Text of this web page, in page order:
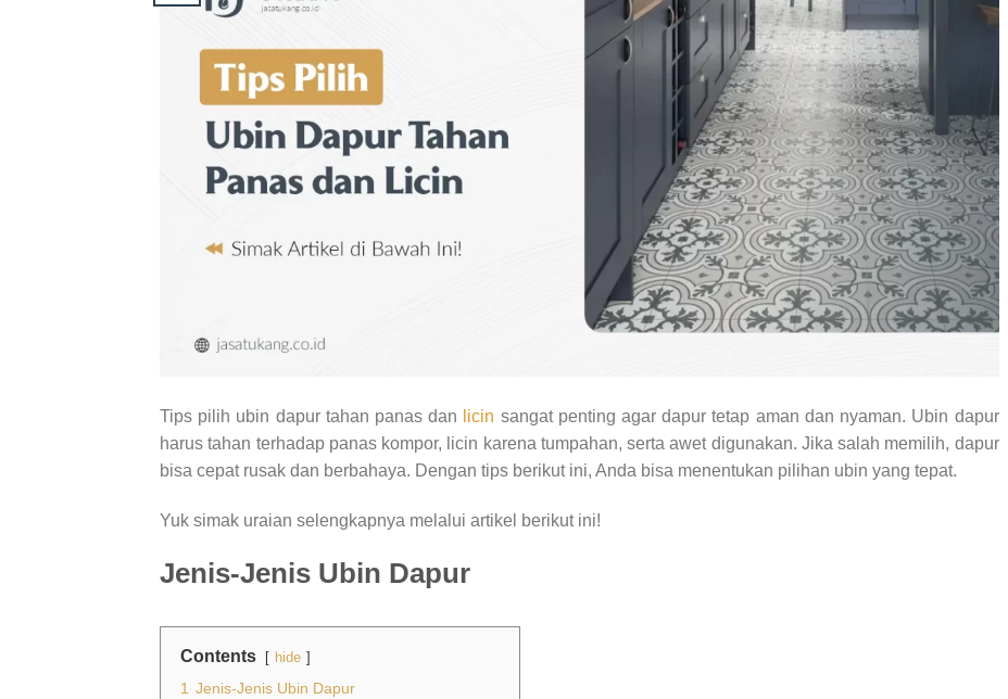
Tips pilih ubin dapur tahan panas dan licin sangat penting agar dapur tetap aman dan nyaman. Ubin dapur
harus tahan terhadap panas kompor, licin karena tumpahan, serta awet digunakan. Jika salah memilih, dapur
bisa cepat rusak dan berbahaya. Dengan tips berikut ini, Anda bisa menentukan pilihan ubin yang tepat.
Yuk simak uraian selengkapnya melalui artikel berikut ini!
Jenis-Jenis Ubin Dapur
Contents hide
1 Jenis-Jenis Ubin Dapur